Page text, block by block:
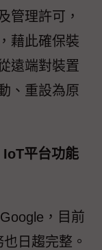
管理許可，
藉此確保裝
遠端對裝置
、重設為原
平台功能
，目前
日趨完整。